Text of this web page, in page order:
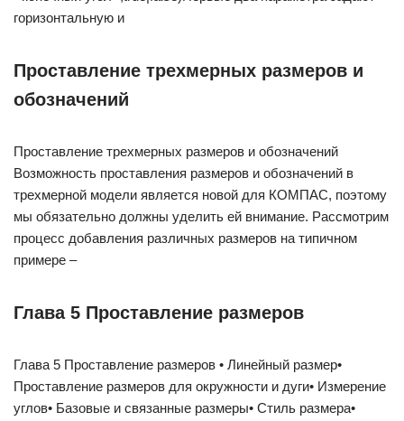
горизонтальную и
Проставление трехмерных размеров и
обозначений
Проставление трехмерных размеров и обозначений
Возможность проставления размеров и обозначений в
трехмерной модели является новой для КОМПАС, поэтому
мы обязательно должны уделить ей внимание. Рассмотрим
процесс добавления различных размеров на типичном
примере –
Глава 5 Проставление размеров
Глава 5 Проставление размеров • Линейный размер•
Проставление размеров для окружности и дуги• Измерение
углов• Базовые и связанные размеры• Стиль размера•